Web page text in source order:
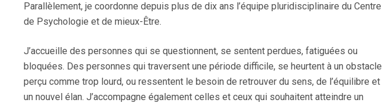
Parallèlement, je coordonne depuis plus de dix ans l’équipe pluridisciplinaire du Centre
de Psychologie et de mieux-Être.
J’accueille des personnes qui se questionnent, se sentent perdues, fatiguées ou
bloquées. Des personnes qui traversent une période difficile, se heurtent à un obstacle
perçu comme trop lourd, ou ressentent le besoin de retrouver du sens, de l’équilibre et
un nouvel élan. J’accompagne également celles et ceux qui souhaitent atteindre un